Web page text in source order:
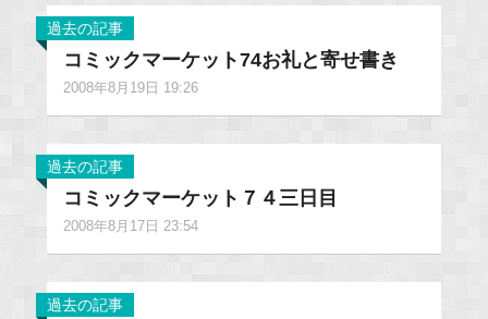
過去の記事
コミックマーケット74お礼と寄せ書き
2008年8月19日 19:26
過去の記事
コミックマーケット７４三日目
2008年8月17日 23:54
過去の記事